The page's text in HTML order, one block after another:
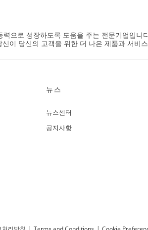
으로 성장하도록 도움을 주는 전문기업입
이 당신의 고객을 위한 더 나은 제품과 서비
뉴스
뉴스센터
공지사항